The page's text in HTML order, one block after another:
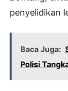
penyelidikan
Baca Juga:
Polisi